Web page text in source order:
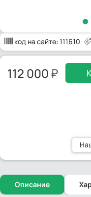
код на сайте: 111610
112 000
Описание